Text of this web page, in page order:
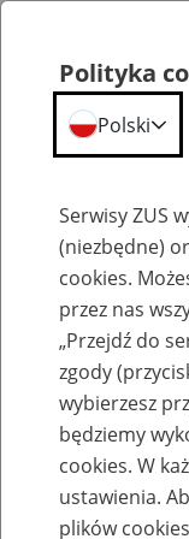
Emerytury
Baza
Polityka
Polski
Serwisy ZUS
(niezbędne)
cookies.
przez nas
„Przejdź do
zgody
wybierzesz
będziemy
cookies. W
ustawienia.
plików